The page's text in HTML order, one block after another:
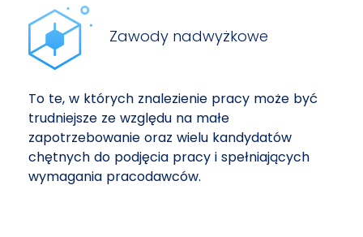
Zawody nadwyżkowe
To te, w których znalezienie pracy może być
trudniejsze ze względu na małe
zapotrzebowanie oraz wielu kandydatów
chętnych do podjęcia pracy i spełniających
wymagania pracodawców.